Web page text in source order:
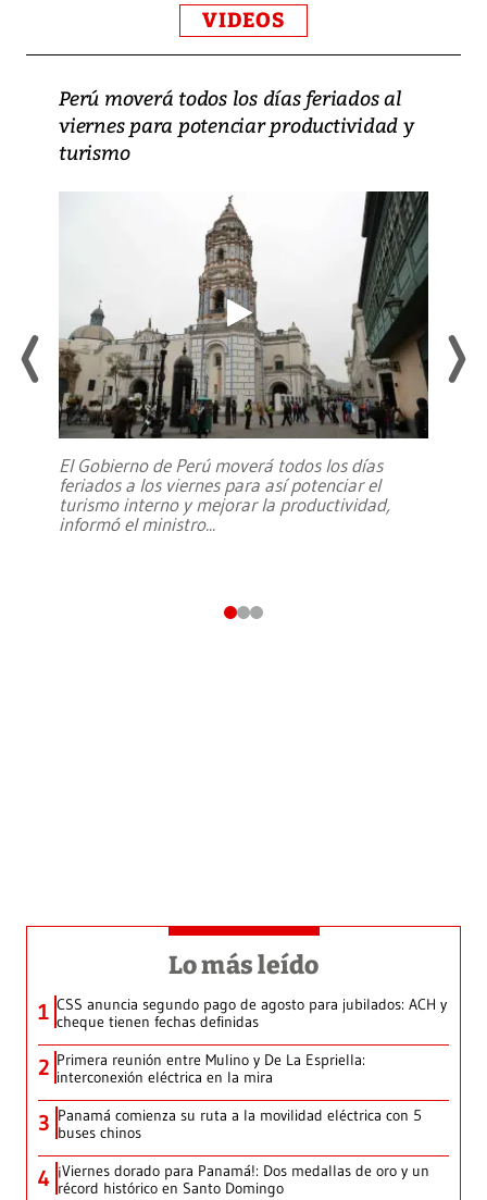
VIDEOS
Perú moverá todos los días feriados al
viernes para potenciar productividad y
turismo
El Gobierno de Perú moverá todos los días
feriados a los viernes para así potenciar el
turismo interno y mejorar la productividad,
informó el ministro...
Lo más leído
1 CSS anuncia segundo pago de agosto para jubilados: ACH y
cheque tienen fechas definidas
2 Primera reunión entre Mulino y De La Espriella:
interconexión eléctrica en la mira
3 Panamá comienza su ruta a la movilidad eléctrica con 5
buses chinos
4 ¡Viernes dorado para Panamá!: Dos medallas de oro y un
récord histórico en Santo Domingo